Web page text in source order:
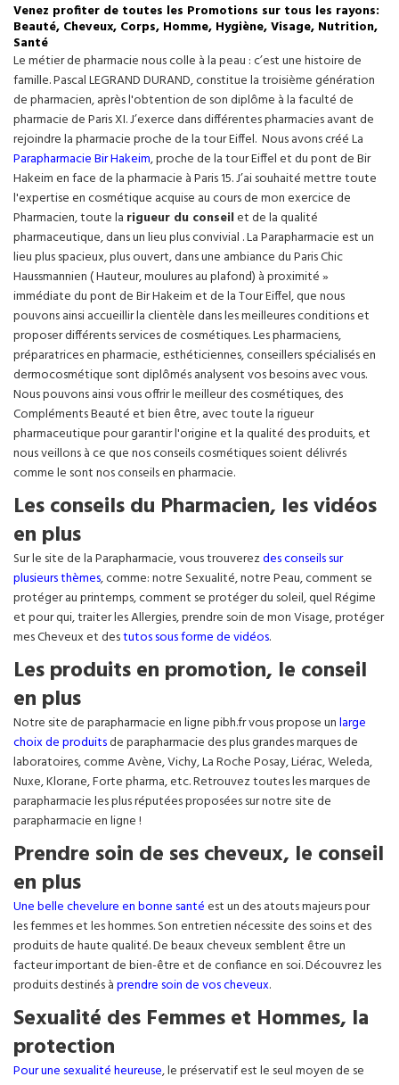
Venez profiter de toutes les Promotions sur tous les rayons:
Beauté, Cheveux, Corps, Homme, Hygiène, Visage, Nutrition,
Santé
Le métier de pharmacie nous colle à la peau : c’est une histoire de
famille. Pascal LEGRAND DURAND, constitue la troisième génération
de pharmacien, après l'obtention de son diplôme à la faculté de
pharmacie de Paris XI. J’exerce dans différentes pharmacies avant de
rejoindre la pharmacie proche de la tour Eiffel. Nous avons créé La
Parapharmacie Bir Hakeim, proche de la tourEiffelet du pont de Bir
Hakeim en face de la pharmacie à Paris 15. J’ai souhaité mettre toute
l'expertise en cosmétique acquise au cours de mon exercice de
Pharmacien, toute la rigueur du conseilet de la qualité
pharmaceutique, dans un lieu plus convivial . La Parapharmacie est un
lieu plus spacieux, plus ouvert, dans une ambiance du Paris Chic
Haussmannien ( Hauteur, moulures au plafond) à proximité »
immédiate du pont de Bir Hakeim et de la Tour Eiffel, que nous
pouvons ainsi accueillir la clientèle dans les meilleures conditions et
proposer différents services de cosmétiques. Les pharmaciens,
préparatrices en pharmacie, esthéticiennes, conseillers spécialisés en
dermocosmétique sont diplômés analysent vos besoins avec vous.
Nous pouvons ainsi vous offrir le meilleur des cosmétiques, des
Compléments Beauté et bien être, avec toute la rigueur
pharmaceutique pour garantir l'origine et la qualité des produits, et
nous veillons à ce que nos conseils cosmétiques soient délivrés
comme le sont nos conseils en pharmacie.
Les conseils du Pharmacien, les vidéos
en plus
Sur le site de la Parapharmacie, vous trouverezdes conseils sur
plusieurs thèmes, comme: notre Sexualité, notre Peau, comment se
protéger au printemps, comment se protéger du soleil, quel Régime
et pour qui, traiter les Allergies, prendre soin de mon Visage, protéger
mes Cheveux et destutos sous forme de vidéos.
Les produits en promotion, le conseil
en plus
Notre site de parapharmacie en ligne pibh.fr vous propose unlarge
choix de produitsde parapharmacie des plus grandes marques de
laboratoires, comme Avène, Vichy, La Roche Posay, Liérac, Weleda,
Nuxe, Klorane, Forte pharma, etc. Retrouvez toutes les marques de
parapharmacie les plus réputées proposées sur notre site de
parapharmacie en ligne !
Prendre soin de ses cheveux, le conseil
en plus
Une belle chevelure en bonne santéest un des atouts majeurs pour
les femmes et les hommes. Son entretien nécessite des soins et des
produits de haute qualité. De beaux cheveux semblent être un
facteur important de bien-être et de confiance en soi. Découvrez les
produits destinés àprendre soin de vos cheveux.
Sexualité des Femmes et Hommes, la
protection
Pour une sexualité heureuse, le préservatif est le seul moyen de se